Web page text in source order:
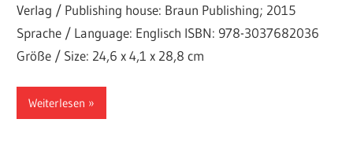
Verlag / Publishing house: Braun Publishing; 2015
Sprache / Language: Englisch ISBN: 978-3037682036
Größe / Size: 24,6 x 4,1 x 28,8 cm
Weiterlesen